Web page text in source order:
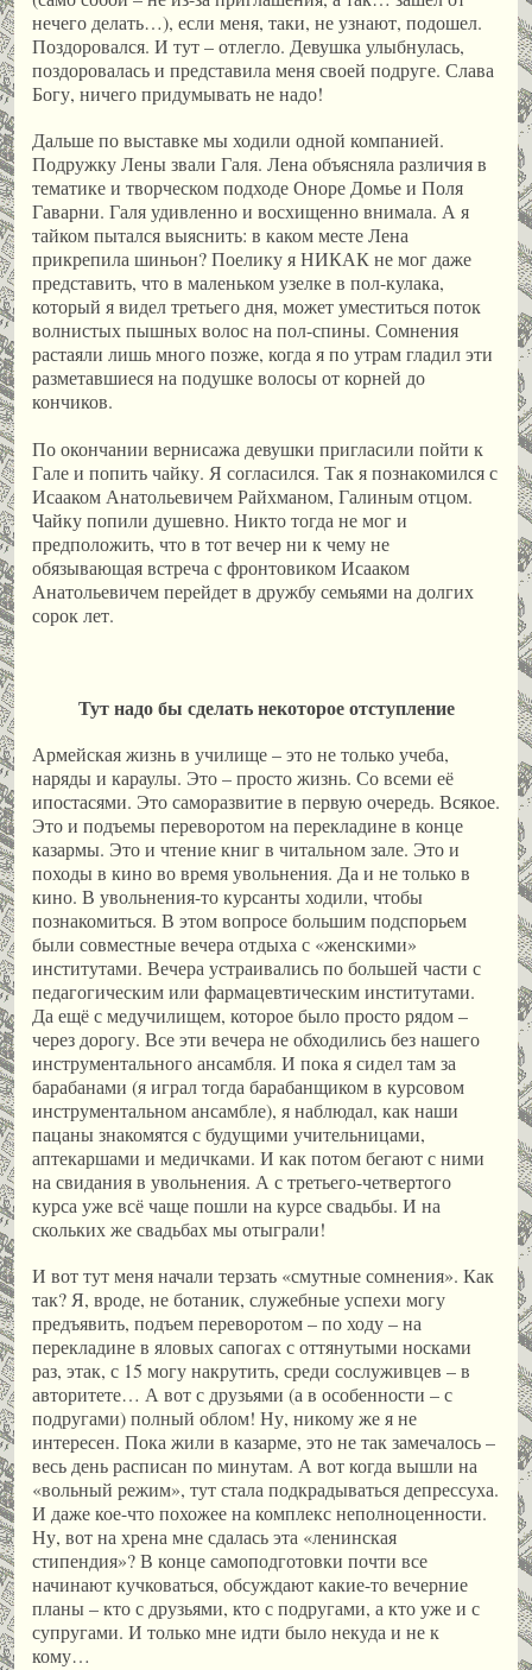
нечего делать…), если меня, таки, не узнают, подошел.
Поздоровался. И тут – отлегло. Девушка улыбнулась,
поздоровалась и представила меня своей подруге. Слава
Богу, ничего придумывать не надо!
Дальше по выставке мы ходили одной компанией.
Подружку Лены звали Галя. Лена объясняла различия в
тематике и творческом подходе Оноре Домье и Поля
Гаварни. Галя удивленно и восхищенно внимала. А я
тайком пытался выяснить: в каком месте Лена
прикрепила шиньон? Поелику я НИКАК не мог даже
представить, что в маленьком узелке в пол-кулака,
который я видел третьего дня, может уместиться поток
волнистых пышных волос на пол-спины. Сомнения
растаяли лишь много позже, когда я по утрам гладил эти
разметавшиеся на подушке волосы от корней до
кончиков.
По окончании вернисажа девушки пригласили пойти к
Гале и попить чайку. Я согласился. Так я познакомился с
Исааком Анатольевичем Райхманом, Галиным отцом.
Чайку попили душевно. Никто тогда не мог и
предположить, что в тот вечер ни к чему не
обязывающая встреча с фронтовиком Исааком
Анатольевичем перейдет в дружбу семьями на долгих
сорок лет.
Тут надо бы сделать некоторое отступление
Армейская жизнь в училище – это не только учеба,
наряды и караулы. Это – просто жизнь. Со всеми её
ипостасями. Это саморазвитие в первую очередь. Всякое.
Это и подъемы переворотом на перекладине в конце
казармы. Это и чтение книг в читальном зале. Это и
походы в кино во время увольнения. Да и не только в
кино. В увольнения-то курсанты ходили, чтобы
познакомиться. В этом вопросе большим подспорьем
были совместные вечера отдыха с «женскими»
институтами. Вечера устраивались по большей части с
педагогическим или фармацевтическим институтами.
Да ещё с медучилищем, которое было просто рядом –
через дорогу. Все эти вечера не обходились без нашего
инструментального ансамбля. И пока я сидел там за
барабанами (я играл тогда барабанщиком в курсовом
инструментальном ансамбле), я наблюдал, как наши
пацаны знакомятся с будущими учительницами,
аптекаршами и медичками. И как потом бегают с ними
на свидания в увольнения. А с третьего-четвертого
курса уже всё чаще пошли на курсе свадьбы. И на
скольких же свадьбах мы отыграли!
И вот тут меня начали терзать «смутные сомнения». Как
так? Я, вроде, не ботаник, служебные успехи могу
предъявить, подъем переворотом – по ходу – на
перекладине в яловых сапогах с оттянутыми носками
раз, этак, с 15 могу накрутить, среди сослуживцев – в
авторитете… А вот с друзьями (а в особенности – с
подругами) полный облом! Ну, никому же я не
интересен. Пока жили в казарме, это не так замечалось –
весь день расписан по минутам. А вот когда вышли на
«вольный режим», тут стала подкрадываться депрессуха.
И даже кое-что похожее на комплекс неполноценности.
Ну, вот на хрена мне сдалась эта «ленинская
стипендия»? В конце самоподготовки почти все
начинают кучковаться, обсуждают какие-то вечерние
планы – кто с друзьями, кто с подругами, а кто уже и с
супругами. И только мне идти было некуда и не к
кому…